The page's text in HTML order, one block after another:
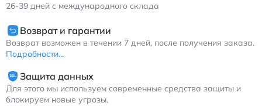
26-39 дней с международного склада
Возврат и гарантии
Возврат возможен в течении 7 дней, после получения заказа.
Подробности...
Защита данных
Для этого мы используем современные средства защиты и
блокируем новые угрозы.